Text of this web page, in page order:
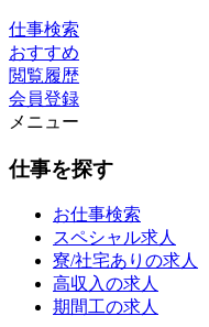
仕事検索
おすすめ
閲覧履歴
会員登録
メニュー
仕事を探す
お仕事検索
スペシャル求人
寮/社宅ありの求人
高収入の求人
期間工の求人